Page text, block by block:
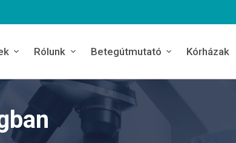
Rólunk Betegútmutató Kórházak